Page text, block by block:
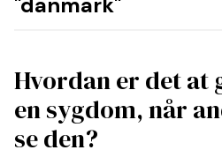
Hvordan er det at
en sygdom, når
se den?